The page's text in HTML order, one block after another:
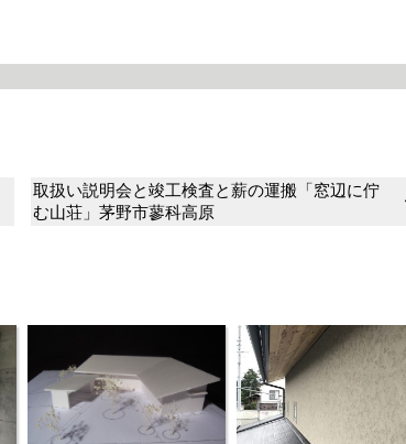
取扱い説明会と竣工検査と薪の運搬「窓辺に佇
む山荘」茅野市蓼科高原